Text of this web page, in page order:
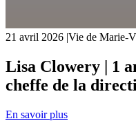
21 avril 2026 |Vie de Marie-
Lisa Clowery | 1
cheffe de la
En savoir plus